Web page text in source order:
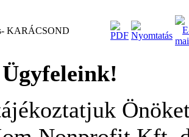
KARÁCSOND